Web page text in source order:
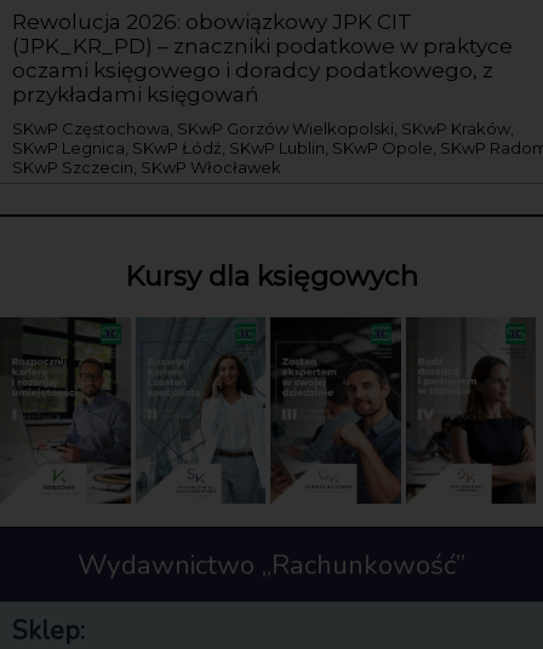
Rewolucja 2026: obowiązkowy JPK CIT
(JPK_KR_PD) – znaczniki podatkowe w praktyce
oczami księgowego i doradcy podatkowego, z
przykładami księgowań
SKwP Częstochowa, SKwP Gorzów Wielkopolski, SKwP Kraków,
SKwP Legnica, SKwP Łódź, SKwP Lublin, SKwP Opole, SKwP
SKwP Szczecin, SKwP Włocławek
Kursy dla księgowych
Wydawnictwo „Rachunkowość”
Sklep: